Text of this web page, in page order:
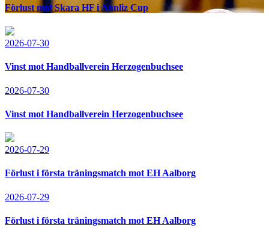
Förlust mot Skara HF i Annliz Cup
2026-07-30
Vinst mot Handballverein Herzogenbuchsee
2026-07-30
Vinst mot Handballverein Herzogenbuchsee
2026-07-29
Förlust i första träningsmatch mot EH Aalborg
2026-07-29
Förlust i första träningsmatch mot EH Aalborg